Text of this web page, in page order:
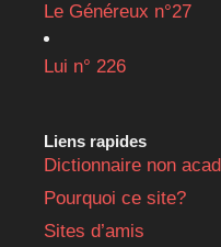
Le Généreux n°27
Lui n° 226
Liens rapides
Dictionnaire non
Pourquoi ce site?
Sites d’amis